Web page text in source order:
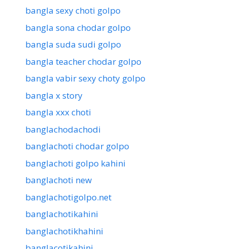
bangla sexy choti golpo
bangla sona chodar golpo
bangla suda sudi golpo
bangla teacher chodar golpo
bangla vabir sexy choty golpo
bangla x story
bangla xxx choti
banglachodachodi
banglachoti chodar golpo
banglachoti golpo kahini
banglachoti new
banglachotigolpo.net
banglachotikahini
banglachotikhahini